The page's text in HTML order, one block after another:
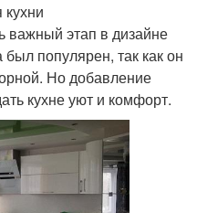
важный этап в дизайне
популярен, так как он
Но добавление
кухне уют и комфорт.